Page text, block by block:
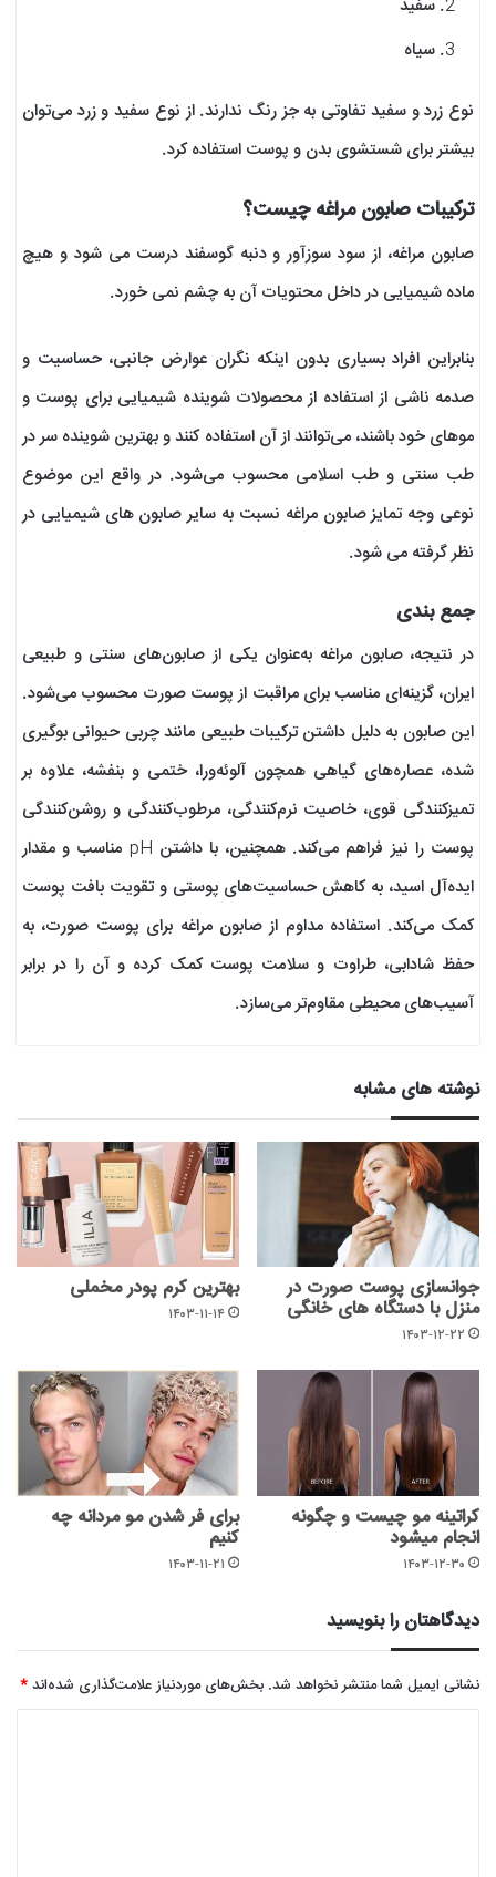
سفید
سیاه
نوع زرد و سفید تفاوتی به جز رنگ ندارند. از نوع سفید و زرد می‌توان
بیشتر برای شستشوی بدن و پوست استفاده کرد.
ترکیبات صابون مراغه چیست؟
صابون مراغه، از سود سوزآور و دنبه گوسفند درست می شود و هیچ
ماده شیمیایی در داخل محتویات آن به چشم نمی خورد.
بنابراین افراد بسیاری بدون اینکه نگران عوارض جانبی، حساسیت و
صدمه ناشی از استفاده از محصولات شوینده شیمیایی برای پوست و
موهای خود باشند، می‌توانند از آن استفاده کنند و بهترین شوینده سر در
طب سنتی و طب اسلامی محسوب می‌شود. در واقع این موضوع
نوعی وجه تمایز صابون مراغه نسبت به سایر صابون های شیمیایی در
نظر گرفته می شود.
جمع بندی
در نتیجه، صابون مراغه به‌عنوان یکی از صابون‌های سنتی و طبیعی
ایران، گزینه‌ای مناسب برای مراقبت از پوست صورت محسوب می‌شود.
این صابون به دلیل داشتن ترکیبات طبیعی مانند چربی حیوانی بوگیری
شده، عصاره‌های گیاهی همچون آلوئه‌ورا، ختمی و بنفشه، علاوه بر
تمیزکنندگی قوی، خاصیت نرم‌کنندگی، مرطوب‌کنندگی و روشن‌کنندگی
پوست را نیز فراهم می‌کند. همچنین، با داشتن pH مناسب و مقدار
ایده‌آل اسید، به کاهش حساسیت‌های پوستی و تقویت بافت پوست
کمک می‌کند. استفاده مداوم از صابون مراغه برای پوست صورت، به
حفظ شادابی، طراوت و سلامت پوست کمک کرده و آن را در برابر
آسیب‌های محیطی مقاوم‌تر می‌سازد.
نوشته های مشابه
جوانسازی پوست صورت در
منزل با دستگاه های خانگی
۱۴۰۳-۱۲-۲۲
بهترین کرم پودر مخملی
۱۴۰۳-۱۱-۱۴
کراتینه مو چیست و چگونه
انجام میشود
۱۴۰۳-۱۲-۳۰
برای فر شدن مو مردانه چه
کنیم
۱۴۰۳-۱۱-۲۱
دیدگاهتان را بنویسید
نشانی ایمیل شما منتشر نخواهد شد. بخش‌های موردنیاز علامت‌گذاری شده‌اند*